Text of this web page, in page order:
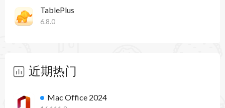
TablePlus
6.8.0
近期热门
Mac Office 2024